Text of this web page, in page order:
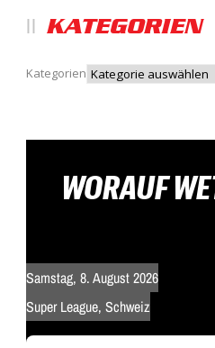
KATEGORIEN
Kategorien